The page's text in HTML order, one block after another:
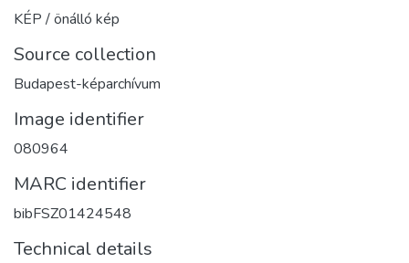
KÉP / önálló kép
Source collection
Budapest-képarchívum
Image identifier
080964
MARC identifier
bibFSZ01424548
Technical details